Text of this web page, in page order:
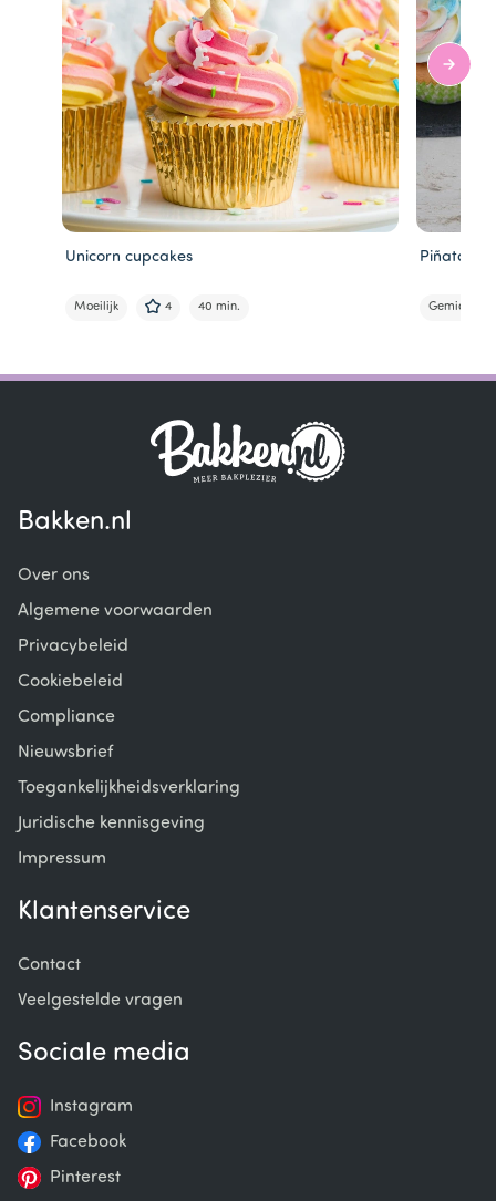
Unicorn cupcakes
Moeilijk 4 40 min.
Piñata
Gemiddeld
1
Bakken.nl
Over ons
Algemene voorwaarden
Privacybeleid
Cookiebeleid
Compliance
Nieuwsbrief
Toegankelijkheidsverklaring
Juridische kennisgeving
Impressum
Klantenservice
Contact
Veelgestelde vragen
Sociale media
Instagram
Facebook
Pinterest